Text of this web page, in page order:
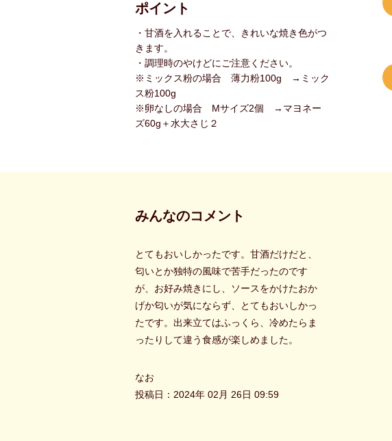
ポイント
・甘酒を入れることで、きれいな焼き色がつ
きます。
・調理時のやけどにご注意ください。
※ミックス粉の場合 薄力粉100g →ミック
ス粉100g
※卵なしの場合 Mサイズ2個 →マヨネー
ズ60g＋水大さじ２
みんなのコメント
とてもおいしかったです。甘酒だけだと、
匂いとか独特の風味で苦手だったのです
が、お好み焼きにし、ソースをかけたおか
げか匂いが気にならず、とてもおいしかっ
たです。出来立てはふっくら、冷めたらま
ったりして違う食感が楽しめました。
なお
投稿日：2024年 02月 26日 09:59